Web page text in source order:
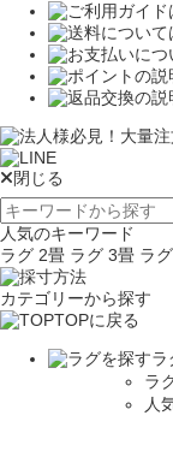
閉じる
人気のキーワード
ラグ 2畳 ラグ 3畳 ラ
カテゴリーから探す
TOPに戻る
ラ
ラ
人